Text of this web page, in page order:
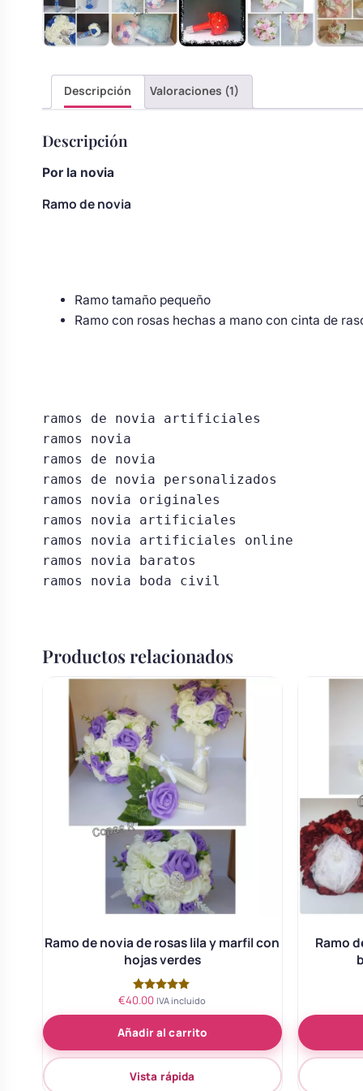
bebé boda
floral coche
Descripción Valoraciones (1)
Descripción
Por la novia
Ramo de novia
Ramo tamaño pequeño
Ramo con rosas hechas a mano con cinta de
ramos de novia artificiales
ramos novia
ramos de novia
ramos de novia personalizados
ramos novia originales
ramos novia artificiales
ramos novia artificiales online
ramos novia baratos
ramos novia boda civil
Productos relacionados
Ramo de novia de rosas lila y marfil con
hojas verdes
Valorado
de 5
€40.00 IVA incluido
Añadir al carrito
Vista rápida
Ramo